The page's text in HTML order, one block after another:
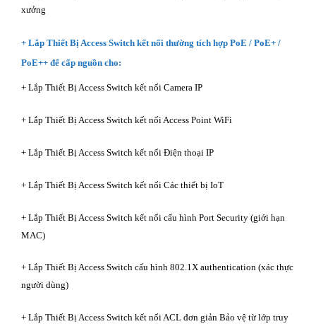
xưởng
+ Lắp Thiết Bị Access Switch kết nối thường tích hợp PoE / PoE+ /
PoE++ để cấp nguồn cho:
+ Lắp Thiết Bị Access Switch kết nối Camera IP
+ Lắp Thiết Bị Access Switch kết nối Access Point WiFi
+ Lắp Thiết Bị Access Switch kết nối Điện thoại IP
+ Lắp Thiết Bị Access Switch kết nối Các thiết bị IoT
+ Lắp Thiết Bị Access Switch kết nối cấu hình Port Security (giới hạn
MAC)
+ Lắp Thiết Bị Access Switch cấu hình 802.1X authentication (xác thực
người dùng)
+ Lắp Thiết Bị Access Switch kết nối ACL đơn giản Bảo vệ từ lớp truy